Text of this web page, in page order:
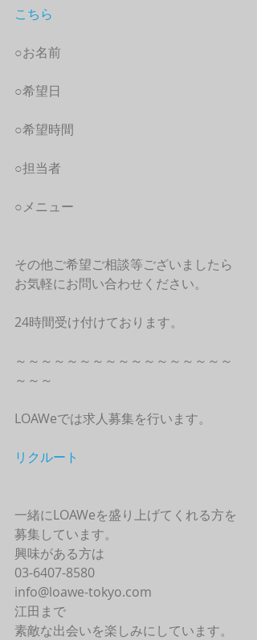
こちら
○お名前
○希望日
○希望時間
○担当者
○メニュー
その他ご希望ご相談等ございましたら
お気軽にお問い合わせください。
24時間受け付けております。
～～～～～～～～～～～～～～～～～
～～～
LOAWeでは求人募集を行います。
リクルート
一緒にLOAWeを盛り上げてくれる方を
募集しています。
興味がある方は
03-6407-8580
info@loawe-tokyo.com
江田まで
素敵な出会いを楽しみにしています。